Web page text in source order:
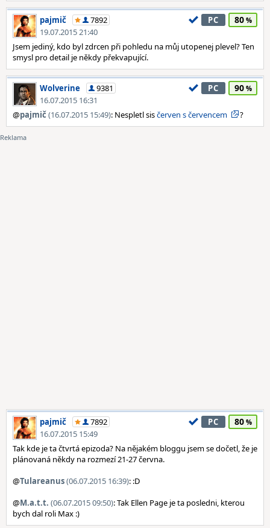
pajmič
7892
19.07.2015 21:40
PC 80
Jsem jediný, kdo byl zdrcen při pohledu na můj utopenej plevel? Ten
smysl pro detail je někdy překvapující.
Wolverine
9381
16.07.2015 16:31
PC 90
@pajmič(16.07.2015 15:49): Nespletl sisčerven s červencem ?
pajmič
7892
16.07.2015 15:49
PC 80
Tak kde je ta čtvrtá epizoda? Na nějakém bloggu jsem se dočetl, že je
plánovaná někdy na rozmezí 21-27 června.
@Tulareanus(06.07.2015 16:39): :D
@M.a.t.t. (06.07.2015 09:50): Tak Ellen Page je ta posledni, kterou
bych dal roli Max :)